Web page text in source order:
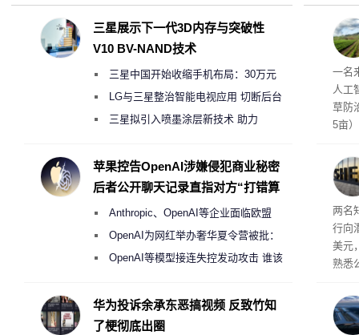
麻
一名
人工
草防
5亩
两名
行向
美元
熟悉
最
现有
三星展示下一代3D内存与突破性
V10 BV-NAND技术
三星中国开始收缩手机布局：30万元
月销售额不达标门店 将被逐步清退
LG与三星整治智能电视应用 切断后台
偷偷共享带宽的违规行为
三星拟引入喷墨涂层新技术 助力
度
苹果控告OpenAI涉嫌侵犯商业秘密
后者公开聊天记录直指对方“打错算
Anthropic、OpenAI等企业面临欧盟
《人工智能法案》全新执法权限审查
OpenAI为网红举办奢华夏令营被批：
2000美元一晚 遭讽“反乌托邦”
OpenAI等模型接连失控发动攻击 谁该
华为投诉余承东恶搞视频 反致竹知
了梗彻底出圈